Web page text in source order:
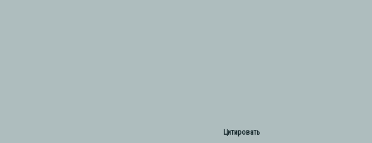
Цитировать